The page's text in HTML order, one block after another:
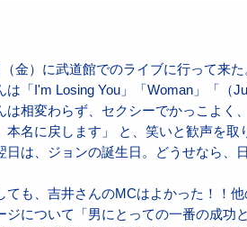
金）に武道館でのライブに行って来
は「I'm Losing You」「Woman」「（
は相変わらず、セクシーでかっこよく
本名に戻します」 と、笑いと歓声を
日は、ジョンの誕生日。どうせなら、
ても、吉井さんのMCはよかった！！
ジについて「男にとっての一番の成功